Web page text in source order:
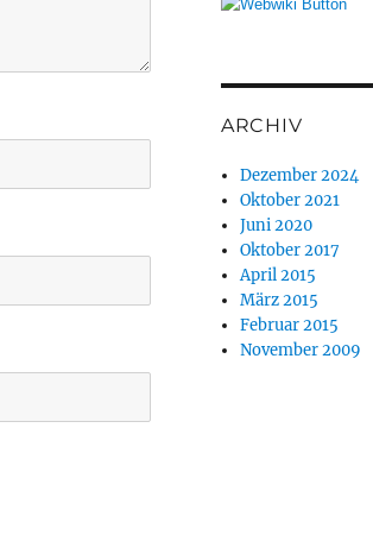
ARCHIV
Dezember 2024
Oktober 2021
Juni 2020
Oktober 2017
April 2015
März 2015
Februar 2015
November 2009